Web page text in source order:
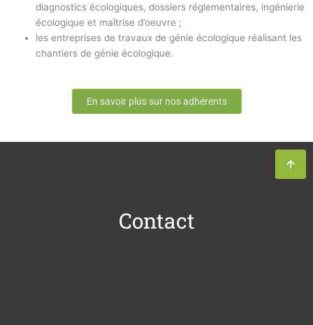
diagnostics écologiques, dossiers réglementaires, ingénierie
écologique et maîtrise d’oeuvre ;
les entreprises de travaux de génie écologique réalisant les
chantiers de génie écologique.
En savoir plus sur nos adhérents
Contact